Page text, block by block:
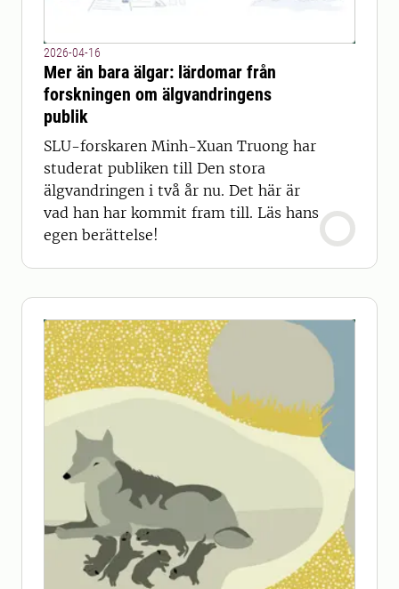
2026-04-16
Mer än bara älgar: lärdomar från
forskningen om älgvandringens
publik
SLU-forskaren Minh-Xuan Truong har
studerat publiken till Den stora
älgvandringen i två år nu. Det här är
vad han har kommit fram till. Läs hans
egen berättelse!